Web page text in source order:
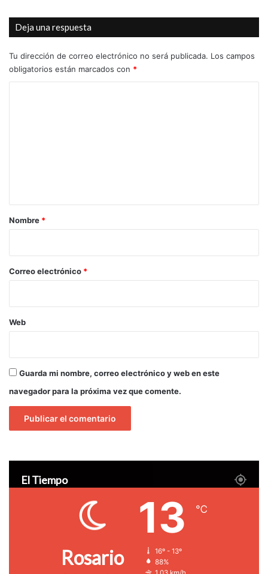
Deja una respuesta
Tu dirección de correo electrónico no será publicada. Los campos
obligatorios están marcados con *
r
*
Nombre *
Correo electrónico *
Web
Guarda mi nombre, correo electrónico y web en este
navegador para la próxima vez que comente.
El Tiempo
Rosario
13 ℃
16º - 13º
88%